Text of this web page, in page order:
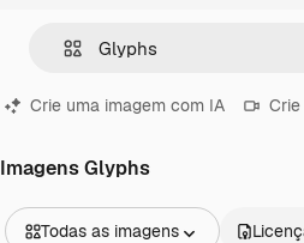
Crie uma imagem com IA
Imagens Glyphs
Todas as imagens